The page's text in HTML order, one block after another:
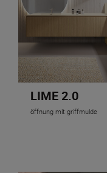
LIME 2.0
öffnung mit griffmulde